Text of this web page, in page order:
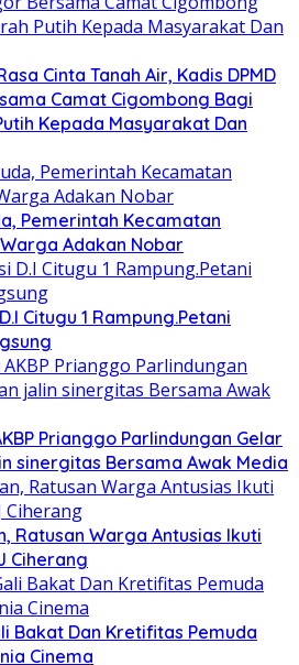
Cinta Tanah Air, Kadis DPMD
Camat Cigombong Bagi
Kepada Masyarakat Dan
Pemerintah Kecamatan
Adakan Nobar
Citugu 1 Rampung.Petani
Prianggo Parlindungan Gelar
sinergitas Bersama Awak Media
Ratusan Warga Antusias Ikuti
Ciherang
Bakat Dan Kretifitas Pemuda
Cinema